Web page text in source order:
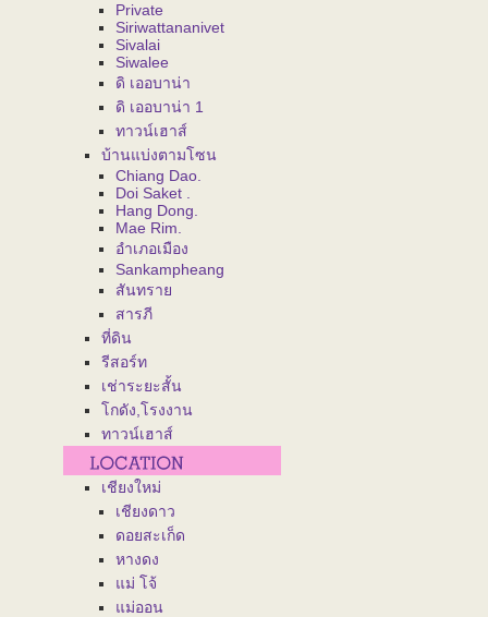
Private
Siriwattananivet
Sivalai
Siwalee
ดิ เออบาน่า
ดิ เออบาน่า 1
ทาวน์เฮาส์
บ้านแบ่งตามโซน
Chiang Dao.
Doi Saket .
Hang Dong.
Mae Rim.
อำเภอเมือง
Sankampheang
สันทราย
สารภี
ที่ดิน
รีสอร์ท
เช่าระยะสั้น
โกดัง,โรงงาน
ทาวน์เฮาส์
เชียงใหม่
เชียงดาว
ดอยสะเก็ด
หางดง
แม่ โจ้
แม่ออน